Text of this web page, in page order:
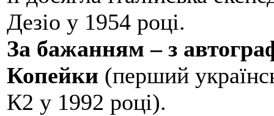
Дезіо у 1954 році.
За бажанням – з
Копейки (перший
К2 у 1992 році).